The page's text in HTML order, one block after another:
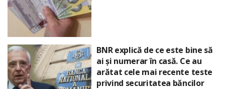
BNR explică de ce este bine să
ai și numerar în casă. Ce au
arătat cele mai recente teste
privind securitatea băncilor